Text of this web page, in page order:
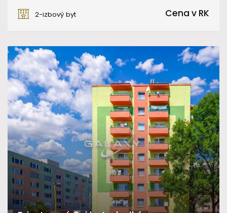
2-izbový byt
Cena v RK